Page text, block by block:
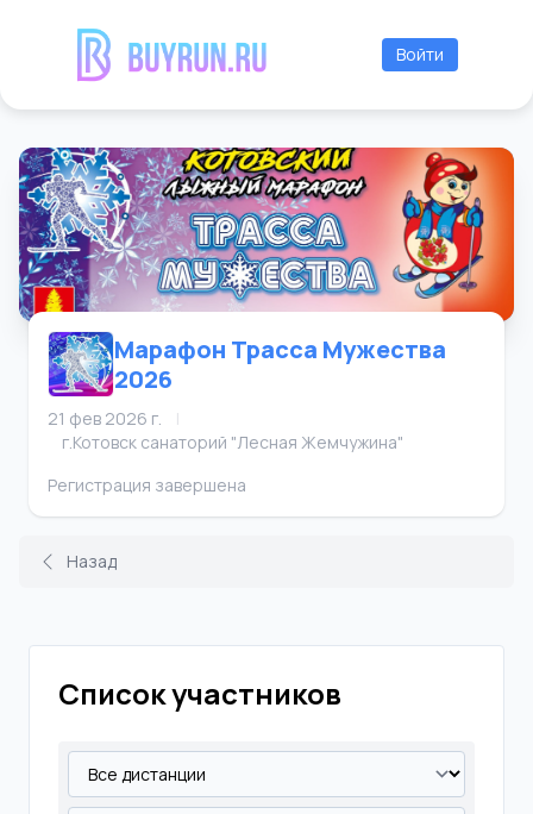
Войти
Марафон Трасса Мужества
2026
21 фев 2026 г.
|
г.Котовск санаторий "Лесная Жемчужина"
Регистрация завершена
Назад
Список участников